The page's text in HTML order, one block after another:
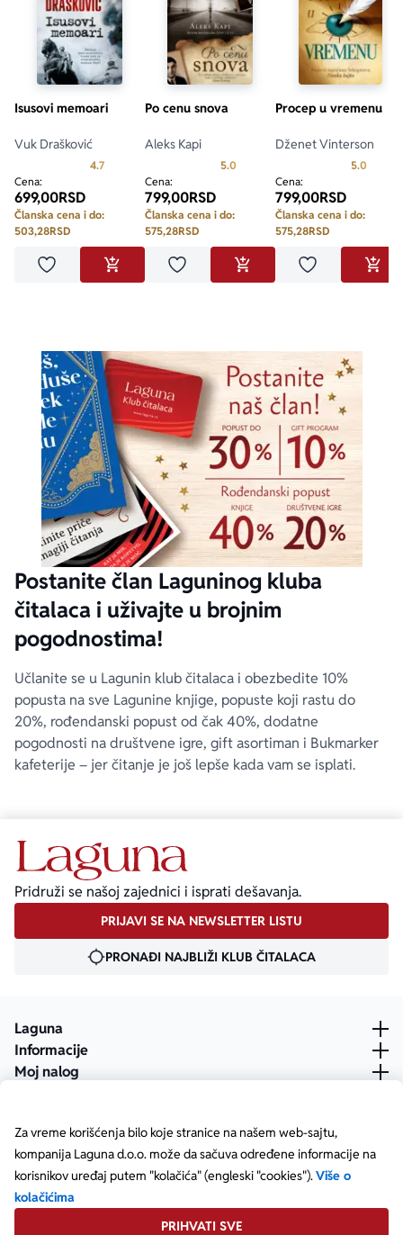
Za vreme korišćenja bilo koje stranice na našem web-sajtu,
kompanija Laguna d.o.o. može da sačuva određene informacije na
korisnikov uređaj putem "kolačića" (engleski "cookies").Više o
kolačićima
PRIHVATI SVE
Isusovi memoari
Vuk Drašković
4.7Prosecna ocena je 4.7 od 5
Cena:
699,00RSD
Članska cena i do:
503,28RSD
Dodaj u omiljeneDODAJ U KORPU
Po cenu snova
Aleks Kapi
5.0 Prosecna ocena je 5.0 od 5
Cena:
799,00RSD
Članska cena i do:
575,28RSD
Dodaj u omiljeneDODAJ U KORPU
Procep u vremenu
Dženet Vinterson
5.0
Cena:
799,00RSD
Članska cena i do:
575,28RSD
Dodaj u
Postanite član Laguninog kluba
čitalaca i uživajte u brojnim
pogodnostima!
Učlanite se u Lagunin klub čitalaca i obezbedite 10%
popusta na sve Lagunine knjige, popuste koji rastu do
20%, rođendanski popust od čak 40%, dodatne
pogodnosti na društvene igre, gift asortiman i Bukmarker
kafeterije – jer čitanje je još lepše kada vam se isplati.
Pridruži se našoj zajednici i isprati dešavanja.
PRIJAVI SE NA NEWSLETTER LISTU
PRONAĐI NAJBLIŽI KLUB ČITALACA
Laguna
Informacije
Moj nalog